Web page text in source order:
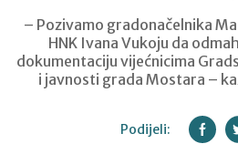
– Pozivamo gradonačelnika
HNK Ivana Vukoju da
dokumentaciju vijećnicima
i javnosti grada Mostara –
Podijeli: